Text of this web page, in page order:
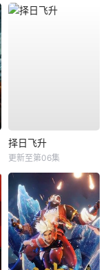
择日飞升
更新至第06集